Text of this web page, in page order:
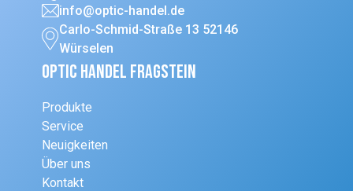
info@optic-handel.de
Carlo-Schmid-Straße 13 52146
Würselen
Optic Handel Fragstein
Produkte
Service
Neuigkeiten
Über uns
Kontakt